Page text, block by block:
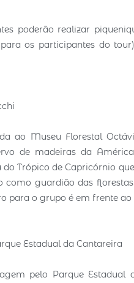
poderão realizar
os participantes do
ao Museu Florestal
de madeiras da
Trópico de Capricórnio
guardião das
para o grupo é em frente
Estadual da Cantareira
pelo Parque Estadual